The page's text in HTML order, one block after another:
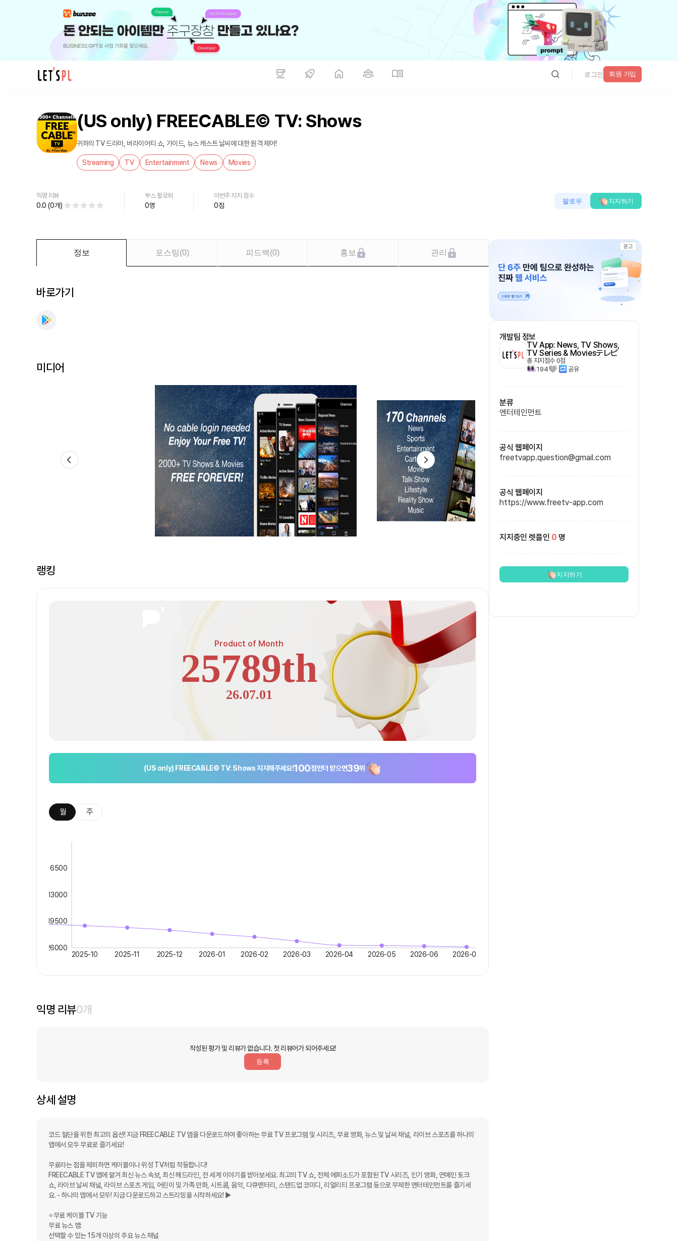
로그인 회원 가입
(US only) FREECABLE© TV: Shows
귀하의 TV 드라마, 버라이어티 쇼, 가이드, 뉴스 캐스트 날씨에 대한 원격 제어!
Streaming TV Entertainment News Movies
익명 리뷰
0.0(0개)
부스 팔로워
0명
이번주 지지 점수
0점
팔로우 지지하기
정보 포스팅(0) 피드백(0) 홍보 관리
바로가기
미디어
랭킹
Product of Month
25789th
26.07.01
(US only) FREECABLE© TV: Shows지지해주세요!100점만더 받으면39위
월 주
2025-10 2025-11 2025-12 2026-01 2026-02 2026-03 2026-04 2026-05 2026-06 2026-07
6500
13000
19500
26000
익명 리뷰0개
작성된 평가 및 리뷰가 없습니다.첫 리뷰어가 되어주세요!
등록
상세 설명
코드 절단을 위한 최고의 옵션! 지금 FREECABLE TV 앱을 다운로드하여 좋아하는 무료 TV 프로그램 및 시리즈, 무료 영화, 뉴스 및 날씨 채널, 라이브 스포츠를 하나의
앱에서 모두 무료로 즐기세요!
무료라는 점을 제외하면 케이블이나 위성 TV처럼 작동합니다!
FREECABLE TV 앱에 맡겨 최신 뉴스 속보, 최신 헤드라인, 전 세계 이야기를 받아보세요. 최고의 TV 쇼, 전체 에피소드가 포함된 TV 시리즈, 인기 영화, 연예인 토크
쇼, 라이브 날씨 채널, 라이브 스포츠 게임, 어린이 및 가족 만화, 시트콤, 음악, 다큐멘터리, 스탠드업 코미디, 리얼리티 프로그램 등으로 무제한 엔터테인먼트를 즐기세
요. - 하나의 앱에서 모두! 지금 다운로드하고 스트리밍을 시작하세요! ▶️
⭐️무료 케이블 TV 기능
무료 뉴스 앱:
선택할 수 있는 15개 이상의 주요 뉴스 채널
광고
개발팀 정보
TV App: News, TV Shows,
TV Series & Moviesテレビ
총 지지점수 0점
194
공유
분류
엔터테인먼트
공식 웹페이지
freetvapp.question@gmail.com
공식 웹페이지
https://www.freetv-app.com
지지중인 렛플인 0 명
지지하기